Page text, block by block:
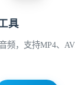
具
频，支持MP4、